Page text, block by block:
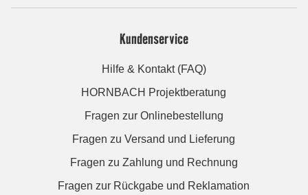
Kundenservice
Hilfe & Kontakt (FAQ)
HORNBACH Projektberatung
Fragen zur Onlinebestellung
Fragen zu Versand und Lieferung
Fragen zu Zahlung und Rechnung
Fragen zur Rückgabe und Reklamation